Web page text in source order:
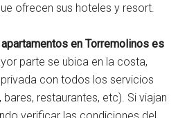
ofrecen sus hoteles y resort.
en Torremolinos es
parte se ubica en la costa,
con todos los servicios
restaurantes, etc). Si viajan
verificar las condiciones del